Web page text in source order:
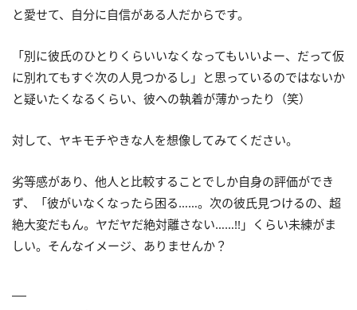
と愛せて、自分に自信がある人だからです。
「別に彼氏のひとりくらいいなくなってもいいよー、だって仮
に別れてもすぐ次の人見つかるし」と思っているのではないか
と疑いたくなるくらい、彼への執着が薄かったり（笑）
対して、ヤキモチやきな人を想像してみてください。
劣等感があり、他人と比較することでしか自身の評価ができ
ず、「彼がいなくなったら困る……。次の彼氏見つけるの、超
絶大変だもん。ヤだヤだ絶対離さない……!!」くらい未練がま
しい。そんなイメージ、ありませんか？